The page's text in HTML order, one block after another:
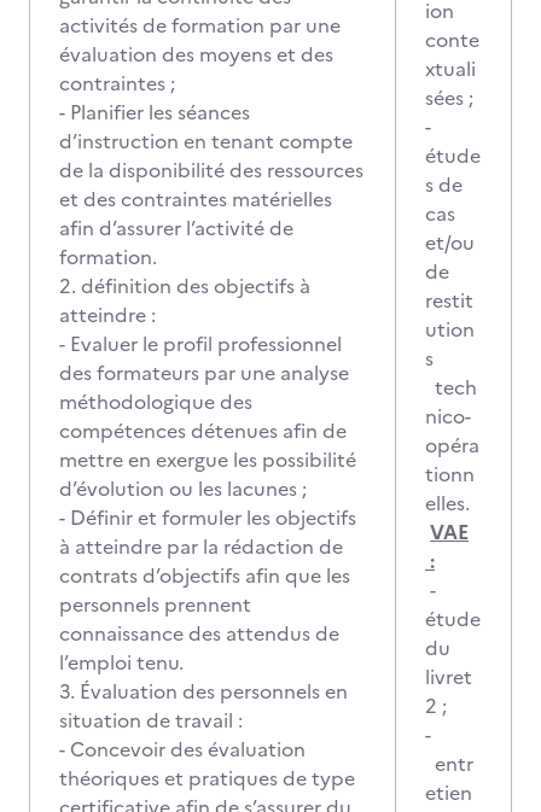
activités de formation par une
évaluation des moyens et des
contraintes ;
- Planifier les séances
d’instruction en tenant compte
de la disponibilité des ressources
et des contraintes matérielles
afin d’assurer l’activité de
formation.
2. définition des objectifs à
atteindre :
- Evaluer le profil professionnel
des formateurs par une analyse
méthodologique des
compétences détenues afin de
mettre en exergue les possibilité
d’évolution ou les lacunes ;
- Définir et formuler les objectifs
à atteindre par la rédaction de
contrats d’objectifs afin que les
personnels prennent
connaissance des attendus de
l’emploi tenu.
3. Évaluation des personnels en
situation de travail :
- Concevoir des évaluation
théoriques et pratiques de type
ion
conte
xtuali
sées ;
-
étude
s de
cas
et/ou
de
restit
ution
s
tech
nico-
opéra
tionn
elles.
VAE
:
-
étude
du
livret
2 ;
-
entr
etien